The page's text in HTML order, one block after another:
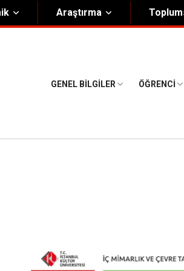
Araştırma
GENEL BILGILER ÖĞRENCI